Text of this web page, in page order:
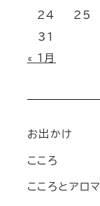
24 25
31
« 1月
お出かけ
こころ
こころとアロマ